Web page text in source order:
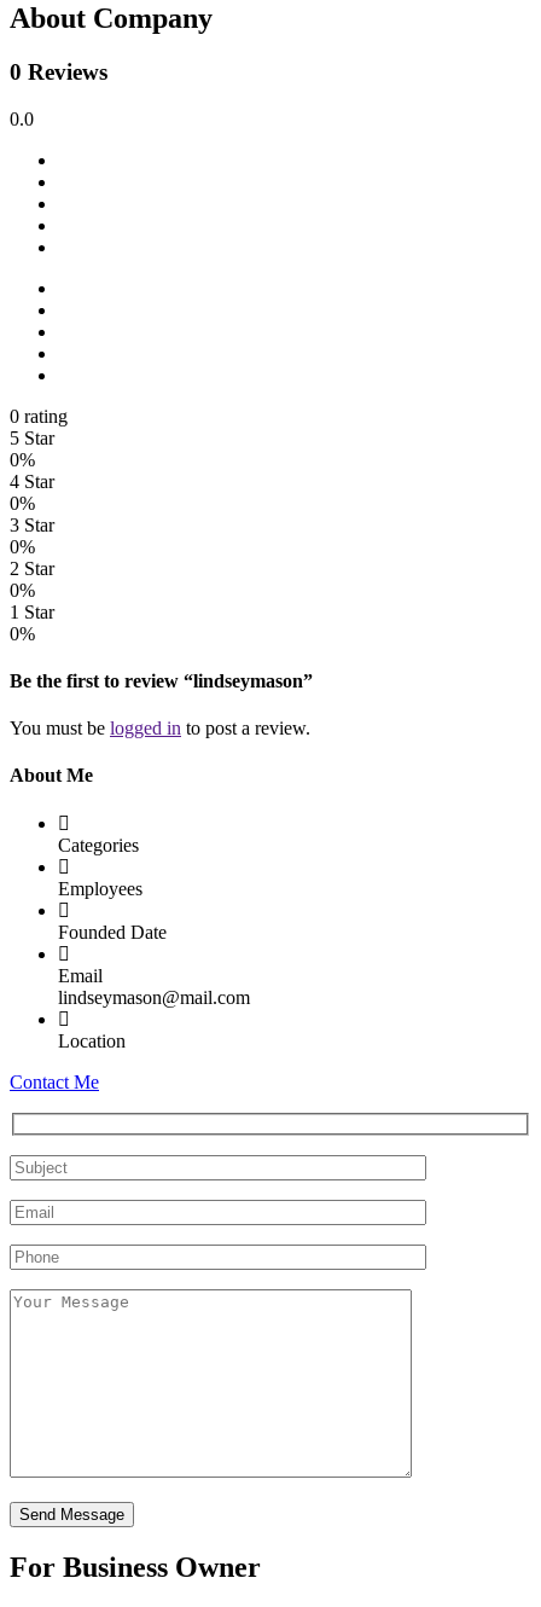
About Company
0 Reviews
0.0
0 rating
5 Star
0%
4 Star
0%
3 Star
0%
2 Star
0%
1 Star
0%
Be the first to review “lindseymason”
You must be logged in to post a review.
About Me
Categories
Employees
Founded Date
Email
lindseymason@mail.com
Location
Contact Me
For Business Owner